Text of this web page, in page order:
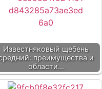
Известняковый щебень
преимущества и
области…